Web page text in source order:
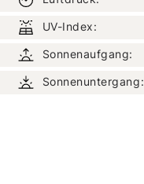
UV-Index:
Sonnenaufgang:
Sonnenuntergang: